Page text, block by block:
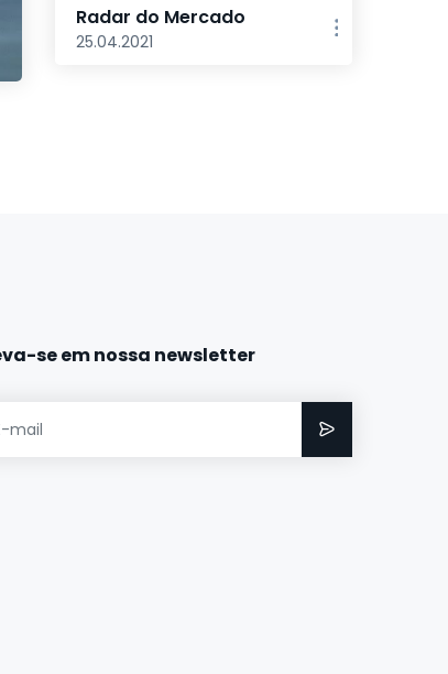
Radar do Mercado
25.04.2021
se em nossa newsletter